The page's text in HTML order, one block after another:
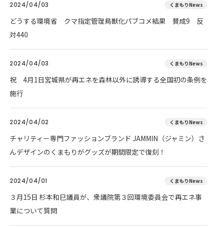
2024/04/03 くまもりNews
どうする環境省 クマ指定管理鳥獣化パブコメ結果 賛成9 反
対440
2024/04/03 くまもりNews
祝 4月1日宮城県が再エネを森林以外に誘導する全国初の条例を
施行
2024/04/02 くまもりNews
チャリティー専門ファッションブランド JAMMIN（ジャミン）さ
んデザインのくまもりがグッズが期間限定で復刻！
2024/04/01 くまもりNews
３月15日 杉本和巳議員が、衆議院第３回環境委員会で再エネ事
業について質問